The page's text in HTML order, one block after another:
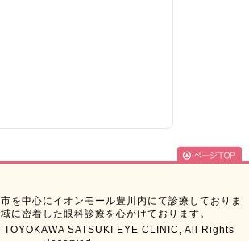
を中心にイオンモール豊川内にて診療しておりま
に密着した眼科診療を心がけております。
SATSUKI EYE CLINIC, All Rights